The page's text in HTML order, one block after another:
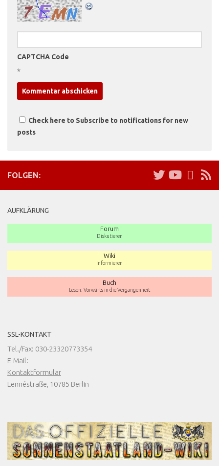
CAPTCHA Code
*
Check here to Subscribe to notifications for new
posts
FOLGEN:
AUFKLÄRUNG
Forum
Diskutieren
Wiki
Informieren
Buch
Lesen: Vorwärts in die Vergangenheit
SSL-KONTAKT
Tel./Fax: 030-23320773354
E-Mail:
Kontaktformular
Lennéstraße, 10785 Berlin